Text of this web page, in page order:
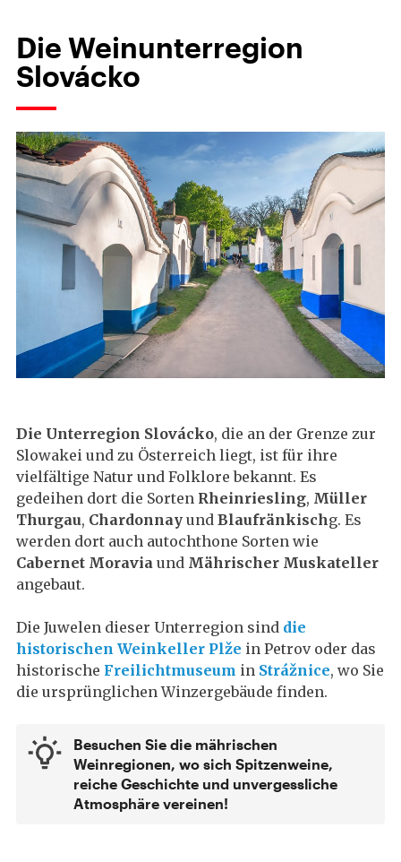
Die Weinunterregion
Slovácko
Die Unterregion Slovácko, die an der Grenze zur
Slowakei und zu Österreich liegt, ist für ihre
vielfältige Natur und Folklore bekannt. Es
gedeihen dort die Sorten Rheinriesling, Müller
Thurgau, Chardonnay und Blaufränkischg. Es
werden dort auch autochthone Sorten wie
Cabernet Moravia und Mährischer Muskateller
angebaut.
Die Juwelen dieser Unterregion sind die
historischen Weinkeller Plže in Petrov oder das
historische Freilichtmuseum in Strážnice, wo Sie
die ursprünglichen Winzergebäude finden.
Besuchen Sie die mährischen
Weinregionen, wo sich Spitzenweine,
reiche Geschichte und unvergessliche
Atmosphäre vereinen!